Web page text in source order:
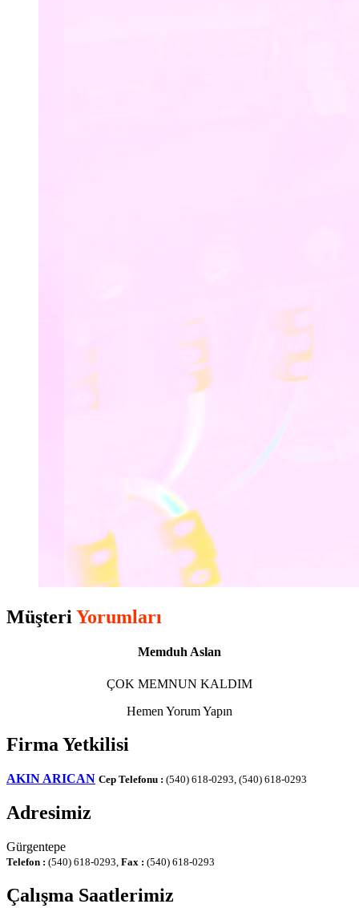
Müşteri Yorumları
Memduh Aslan
ÇOK MEMNUN KALDIM
Hemen Yorum Yapın
Firma Yetkilisi
AKIN ARICAN Cep Telefonu : (540) 618-0293, (540) 618-0293
Adresimiz
Gürgentepe
Telefon : (540) 618-0293, Fax : (540) 618-0293
Çalışma Saatlerimiz